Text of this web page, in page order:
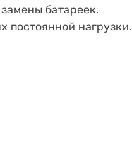
батареек.
постоянной нагрузки.